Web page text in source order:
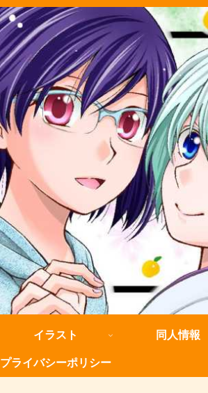
イラスト 同人情報
プライバシーポリシー